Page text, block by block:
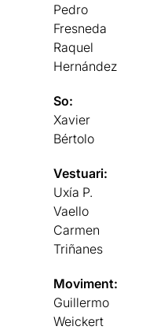
Pedro
Fresneda
Raquel
Hernández
So:
Xavier
Bértolo
Vestuari:
Uxía P.
Vaello
Carmen
Triñanes
Moviment:
Guillermo
Weickert